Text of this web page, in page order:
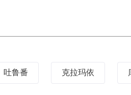
吐鲁番 克拉玛依